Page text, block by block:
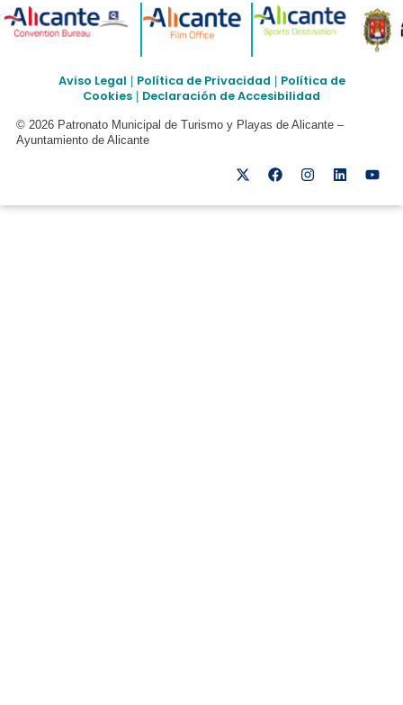
Aviso Legal Política de Privacidad
Política de
Cookies
Declaración de Accesibilidad
© 2026 Patronato Municipal de Turismo y Playas de Alicante –
Ayuntamiento de Alicante